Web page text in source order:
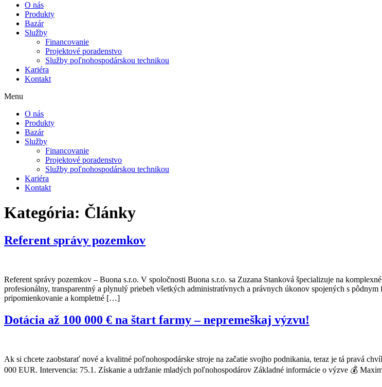
O nás
Produkty
Bazár
Služby
Financovanie
Projektové poradenstvo
Služby poľnohospodárskou technikou
Kariéra
Kontakt
Menu
O nás
Produkty
Bazár
Služby
Financovanie
Projektové poradenstvo
Služby poľnohospodárskou technikou
Kariéra
Kontakt
Kategória: Články
Referent správy pozemkov
Referent správy pozemkov – Buona s.r.o. V spoločnosti Buona s.r.o. sa Zuzana Stanková špecializuje na
profesionálny, transparentný a plynulý priebeh všetkých administratívnych a právnych úkonov spojených s
pripomienkovanie a kompletné […]
Dotácia až 100 000 € na štart farmy – nepremeškaj výzvu!
Ak si chcete zaobstarať nové a kvalitné poľnohospodárske stroje na začatie svojho podnikania, teraz je tá pravá
000 EUR. Intervencia: 75.1. Získanie a udržanie mladých poľnohospodárov Základné informácie o výzve 💰